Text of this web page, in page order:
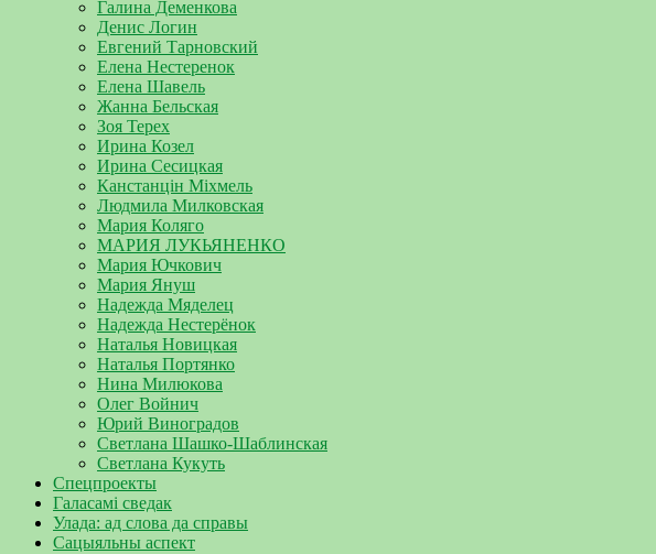
Галина Деменкова
Денис Логин
Евгений Тарновский
Елена Нестеренок
Елена Шавель
Жанна Бельская
Зоя Терех
Ирина Козел
Ирина Сесицкая
Канстанцін Міхмель
Людмила Милковская
Мария Коляго
МАРИЯ ЛУКЬЯНЕНКО
Мария Ючкович
Мария Януш
Надежда Мяделец
Надежда Нестерёнок
Наталья Новицкая
Наталья Портянко
Нина Милюкова
Олег Войнич
Юрий Виноградов
Светлана Шашко-Шаблинская
Светлана Кукуть
Спецпроекты
Галасамі сведак
Улада: ад слова да справы
Сацыяльны аспект